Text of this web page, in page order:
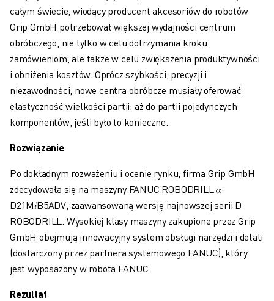
SZKOLENIA I EDUKACJA
FANUC ACADEMY
ROZWIĄZANIA DLA PRZEMYSŁU
ROZWIĄZANIA DLA EDUKACJI
WORLDSKILLS I MŁODE TALENTY
WYDARZENIA EDUKACYJNE
AKTUALNOŚCI I MEDIA
AKTUALNOŚCI I MEDIA
WYDARZENIA
WYDARZENIA EDUKACYJNE
O FIRMIE FANUC
FANUC W EUROPIE
NASZE LOKALIZACJE
ZRÓWNOWAŻONY ROZWÓJ
KARIERA
KSZTAŁTUJ SWOJĄ PRZYSZŁOŚĆ Z FANUC
DOŁĄCZ DO NAS » KARIERA
KONTAKT
całym świecie, wiodący producent akcesoriów do robotów
Grip GmbH potrzebował większej wydajności centrum
obróbczego, nie tylko w celu dotrzymania kroku
zamówieniom, ale także w celu zwiększenia produktywności
i obniżenia kosztów. Oprócz szybkości, precyzji i
niezawodności, nowe centra obróbcze musiały oferować
elastyczność wielkości partii: aż do partii pojedynczych
komponentów, jeśli było to konieczne.
Rozwiązanie
Po dokładnym rozważeniu i ocenie rynku, firma Grip GmbH
zdecydowała się na maszyny FANUC ROBODRILL 𝛼-
D21M𝑖B5ADV, zaawansowaną wersję najnowszej serii D
ROBODRILL. Wysokiej klasy maszyny zakupione przez Grip
GmbH obejmują innowacyjny system obsługi narzędzi i detali
(dostarczony przez partnera systemowego FANUC), który
jest wyposażony w robota FANUC.
Rezultat